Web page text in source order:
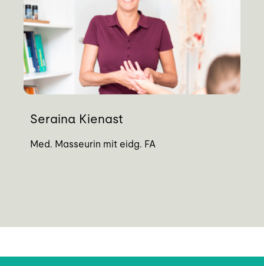
Seraina Kienast
Med. Masseurin mit eidg. FA